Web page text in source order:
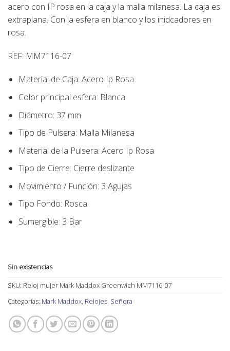
acero con IP rosa en la caja y la malla milanesa. La caja es
extraplana. Con la esfera en blanco y los inidcadores en
rosa.
REF: MM7116-07
Material de Caja: Acero Ip Rosa
Color principal esfera: Blanca
Diámetro: 37 mm
Tipo de Pulsera: Malla Milanesa
Material de la Pulsera: Acero Ip Rosa
Tipo de Cierre: Cierre deslizante
Movimiento / Función: 3 Agujas
Tipo Fondo: Rosca
Sumergible: 3 Bar
Sin existencias
SKU: Reloj mujer Mark Maddox Greenwich MM7116-07
Categorías: Mark Maddox, Relojes, Señora